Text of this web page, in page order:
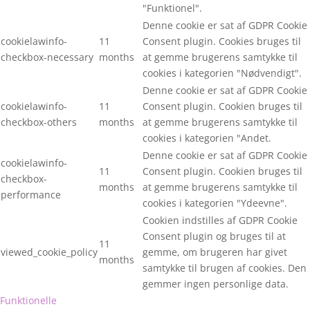
"Funktionel".
cookielawinfo-
checkbox-necessary
11
months
Denne cookie er sat af GDPR Cookie
Consent plugin. Cookies bruges til
at gemme brugerens samtykke til
cookies i kategorien "Nødvendigt".
cookielawinfo-
checkbox-others
11
months
Denne cookie er sat af GDPR Cookie
Consent plugin. Cookien bruges til
at gemme brugerens samtykke til
cookies i kategorien "Andet.
cookielawinfo-
checkbox-
performance
11
months
Denne cookie er sat af GDPR Cookie
Consent plugin. Cookien bruges til
at gemme brugerens samtykke til
cookies i kategorien "Ydeevne".
viewed_cookie_policy
11
months
Cookien indstilles af GDPR Cookie
Consent plugin og bruges til at
gemme, om brugeren har givet
samtykke til brugen af cookies. Den
gemmer ingen personlige data.
Funktionelle